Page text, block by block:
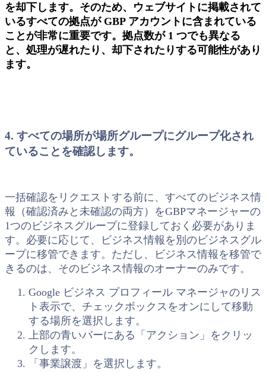
を却下します。そのため、ウェブサイトに掲載されて
いるすべての拠点が GBP アカウントに含まれている
ことが非常に重要です。拠点数が 1 つでも異なる
と、処理が遅れたり、却下されたりする可能性があり
ます。
4. すべての場所が場所グループにグループ化され
ていることを確認します。
一括確認をリクエストする前に、すべてのビジネス情
報（確認済みと未確認の両方）をGBPマネージャーの
1つのビジネスグループに登録しておく必要がありま
す。必要に応じて、ビジネス情報を別のビジネスグル
ープに移管できます。ただし、ビジネス情報を移管で
きるのは、そのビジネス情報のオーナーのみです。
Google ビジネス プロフィール マネージャのリス
ト表示で、チェックボックスをオンにして移動
する場所を選択します。
上部の青いバーにある「アクション」をクリッ
クします。
「事業譲渡」を選択します。